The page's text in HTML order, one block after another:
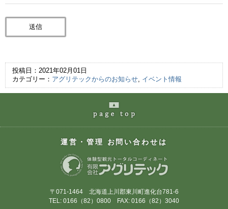
投稿日：2021年02月01日
カテゴリー： アグリテックからのお知らせ, イベント情報
運営・管理 お問い合わせは
〒071-1464 北海道上川郡東川町進化台781-6
TEL: 0166（82）0800 FAX: 0166（82）3040